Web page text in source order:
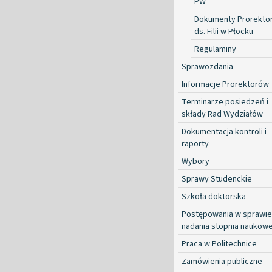
Dokumenty
ds. Filii w Płocku
Regulaminy
Sprawozdania
Informacje Prorektorów
Terminarze posiedzeń i
składy Rad Wydziałów
Dokumentacja kontroli i
raporty
Wybory
Sprawy Studenckie
Szkoła doktorska
Postępowania w sprawie
nadania stopnia
Praca w Politechnice
Zamówienia publiczne